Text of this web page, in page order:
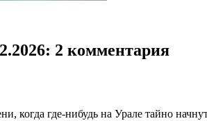
: 2 комментария
когда где-нибудь на Урале тайно